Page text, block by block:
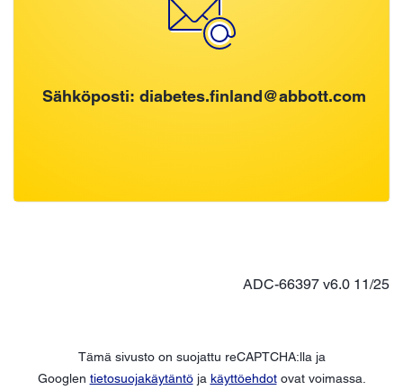
Sähköposti: diabetes.finland@abbott.com
ADC-66397 v6.0 11/25
Tämä sivusto on suojattu reCAPTCHA:lla ja
Googlen tietosuojakäytäntöja käyttöehdotovat voimassa.